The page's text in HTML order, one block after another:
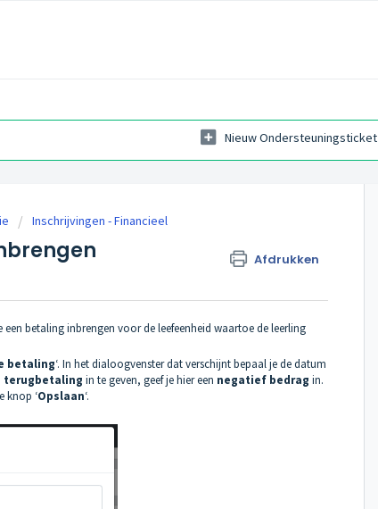
Nieuw Ondersteuningsticket
Inschrijvingen - Financieel
Afdrukken
een betaling inbrengen voor de leefeenheid waartoe de leerling
betaling‘. In het dialoogvenster dat verschijnt bepaal je de datum
terugbetaling in te geven, geef je hier een negatief bedrag in.
knop ‘Opslaan‘.